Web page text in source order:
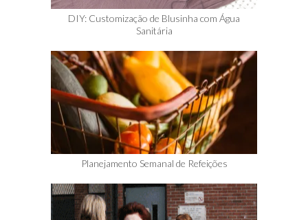
DIY: Customização de Blusinha com Água
Sanitária
Planejamento Semanal de Refeições